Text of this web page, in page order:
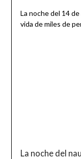
La noche del 14
vida de miles de
La noche del